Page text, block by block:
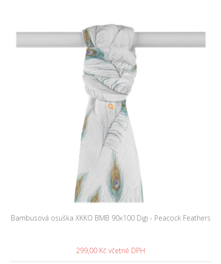
Bambusová osuška XKKO BMB 90x100 Digi - Peacock Feathers
299,00 Kč